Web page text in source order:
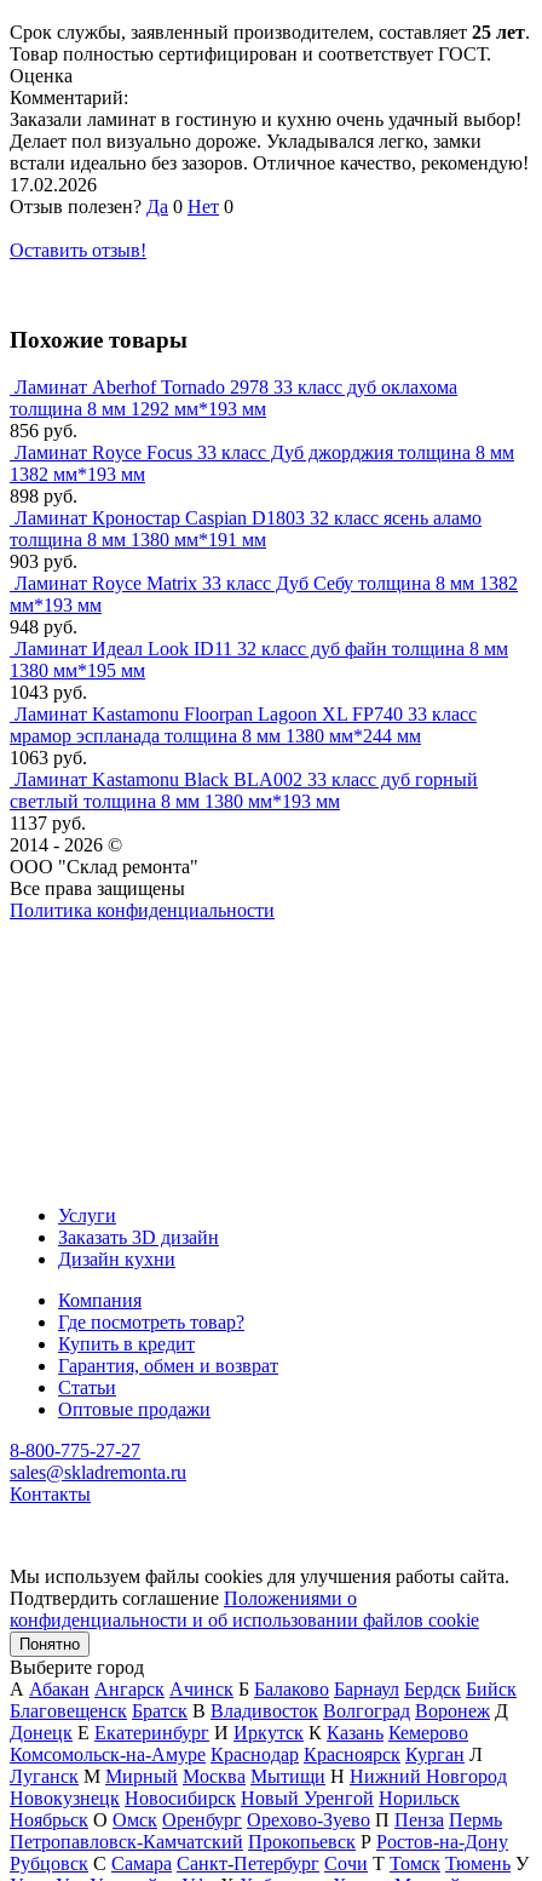
Срок службы, заявленный производителем, составляет 25 лет.
Товар полностью сертифицирован и соответствует ГОСТ.
Оценка
Комментарий:
Заказали ламинат в гостиную и кухню очень удачный выбор!
Делает пол визуально дороже. Укладывался легко, замки
встали идеально без зазоров. Отличное качество, рекомендую!
17.02.2026
Отзыв полезен? Да 0 Нет 0
Оставить отзыв!
Похожие товары
Ламинат Aberhof Tornado 2978 33 класс дуб оклахома
толщина 8 мм 1292 мм*193 мм
856 руб.
Ламинат Royce Focus 33 класс Дуб джорджия толщина 8 мм
1382 мм*193 мм
898 руб.
Ламинат Кроностар Caspian D1803 32 класс ясень аламо
толщина 8 мм 1380 мм*191 мм
903 руб.
Ламинат Royce Matrix 33 класс Дуб Себу толщина 8 мм 1382
мм*193 мм
948 руб.
Ламинат Идеал Look ID11 32 класс дуб файн толщина 8 мм
1380 мм*195 мм
1043 руб.
Ламинат Kastamonu Floorpan Lagoon XL FP740 33 класс
мрамор эспланада толщина 8 мм 1380 мм*244 мм
1063 руб.
Ламинат Kastamonu Black BLA002 33 класс дуб горный
светлый толщина 8 мм 1380 мм*193 мм
1137 руб.
2014 - 2026 ©
ООО "Склад ремонта"
Все права защищены
Политика конфиденциальности
Услуги
Заказать 3D дизайн
Дизайн кухни
Компания
Где посмотреть товар?
Купить в кредит
Гарантия, обмен и возврат
Статьи
Оптовые продажи
8-800-775-27-27
sales@skladremonta.ru
Контакты
Мы используем файлы cookies для улучшения работы сайта.
Подтвердить соглашение Положениями о
конфиденциальности и об использовании файлов cookie
Понятно
Выберите город
А Абакан Ангарск Ачинск Б Балаково Барнаул Бердск Бийск
Благовещенск Братск В Владивосток Волгоград Воронеж Д
Донецк Е Екатеринбург И Иркутск К Казань Кемерово
Комсомольск-на-Амуре Краснодар Красноярск Курган Л
Луганск М Мирный Москва Мытищи Н Нижний Новгород
Новокузнецк Новосибирск Новый Уренгой Норильск
Ноябрьск О Омск Оренбург Орехово-Зуево П Пенза Пермь
Петропавловск-Камчатский Прокопьевск Р Ростов-на-Дону
Рубцовск С Самара Санкт-Петербург Сочи Т Томск Тюмень У